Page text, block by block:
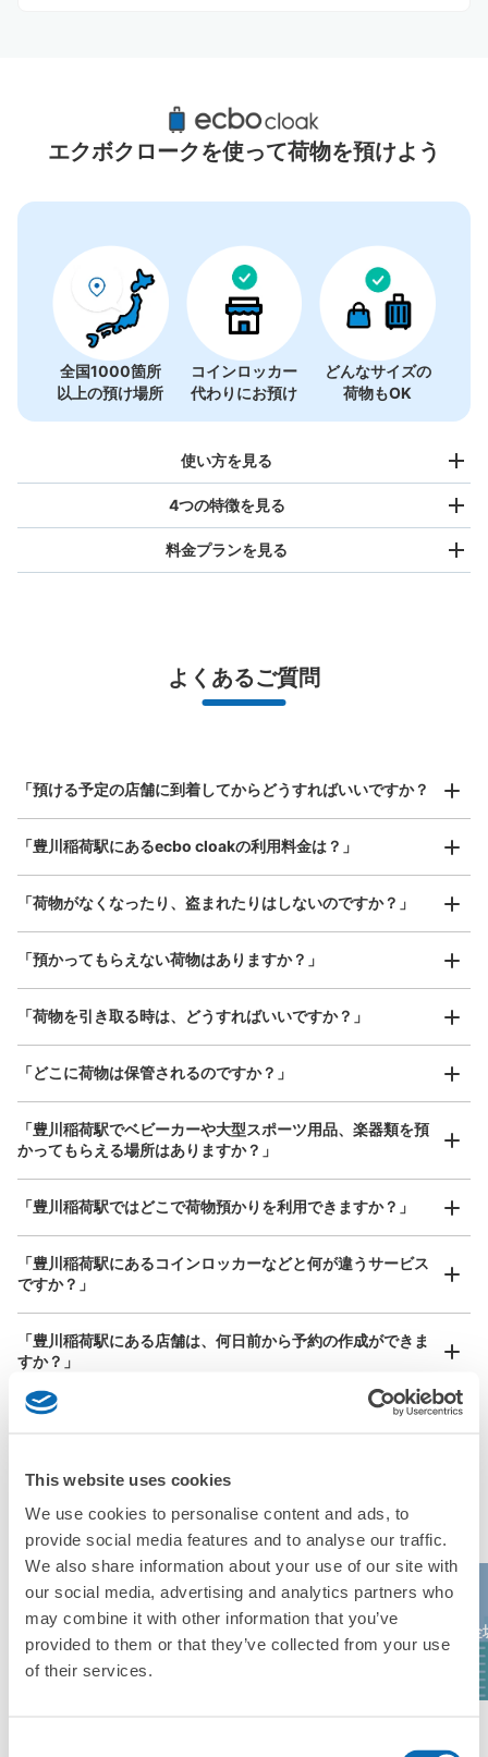
This website uses cookies
We use cookies to personalise content and ads, to
provide social media features and to analyse our traffic.
We also share information about your use of our site with
our social media, advertising and analytics partners who
may combine it with other information that you’ve
provided to them or that they’ve collected from your use
of their services.
豊川稲荷駅周辺のおすすめコインロッカー
0件
エクボクロークを使って荷物を預けよう
全国1000箇所
以上の預け場所
コインロッカー
代わりにお預け
どんなサイズの
荷物もOK
使い方を見る
スマホからお店と日時を
指定して事前予約
お店で荷物の写真を
4つの特徴を見る
全国1,000箇所以上と提携
好立地 / 好条件店舗も多数
荷物の破損、盗難等万が一に備えた保証も完備で安心
料金プランを見る
最大辺が45cm未満の大きさのお荷物（リュック、ハンド
バッグ、お手荷物など）
¥800/ 日
器、ベビーカーなど）
よくあるご質問
「預ける予定の店舗に到着してからどうすればいいですか？
「豊川稲荷駅にあるecbo cloakの利用料金は？」
「荷物がなくなったり、盗まれたりはしないのですか？」
「預かってもらえない荷物はありますか？」
「荷物を引き取る時は、どうすればいいですか？」
「どこに荷物は保管されるのですか？」
「豊川稲荷駅でベビーカーや大型スポーツ用品、楽器類を預
かってもらえる場所はありますか？」
「豊川稲荷駅ではどこで荷物預かりを利用できますか？」
「豊川稲荷駅にあるコインロッカーなどと何が違うサービス
ですか？」
「豊川稲荷駅にある店舗は、何日前から予約の作成ができま
すか？」
名古屋高島屋
ドン・キホーテ
栄本店
レゴランド・デ
ィスカバリー・
センター東京